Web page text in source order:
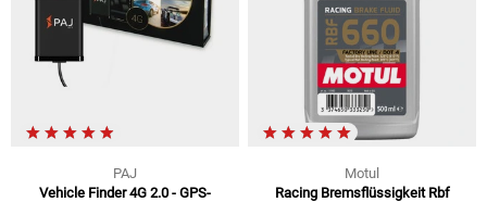
PAJ
Vehicle Finder 4G 2.0 - GPS-
Motul
Racing Bremsflüssigkeit Rbf